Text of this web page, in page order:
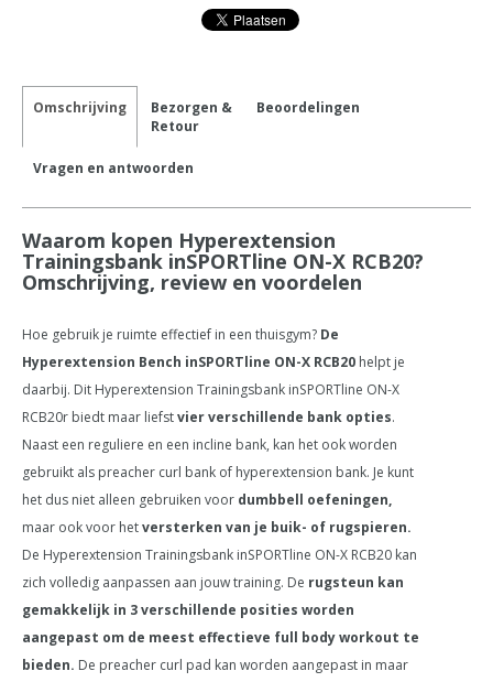
Omschrijving
Bezorgen &
Retour
Beoordelingen
Vragen en antwoorden
Waarom kopen Hyperextension
Trainingsbank inSPORTline ON-X RCB20?
Omschrijving, review en voordelen
Hoe gebruik je ruimte effectief in een thuisgym? De
Hyperextension Bench inSPORTline ON-X RCB20 helpt je
daarbij. Dit Hyperextension Trainingsbank inSPORTline ON-X
RCB20r biedt maar liefstvier verschillende bank opties.
Naast een reguliere en een incline bank, kan het ook worden
gebruikt als preacher curl bank of hyperextension bank. Je kunt
het dus niet alleen gebruiken voor dumbbell oefeningen,
maar ook voor hetversterken van je buik- of rugspieren.
De Hyperextension Trainingsbank inSPORTline ON-X RCB20 kan
zich volledig aanpassen aan jouw training. De rugsteun kan
gemakkelijk in 3 verschillende posities worden
aangepast om de meest effectieve full body workout te
bieden. De preacher curl pad kan worden aangepast in maar